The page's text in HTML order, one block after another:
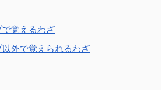
で覚えるわざ
以外で覚えられるわざ